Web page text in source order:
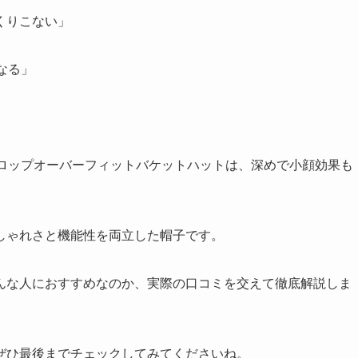
こない」
」
プオーバーフィットバケットハットは、深めで小顔効果も
れさと機能性を両立した帽子です。
人におすすめなのか、実際の口コミを交えて徹底解説しま
最後までチェックしてみてくださいね。